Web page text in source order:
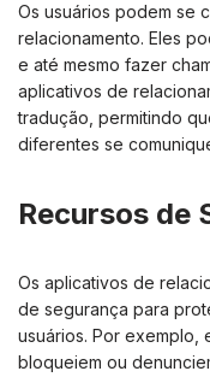
Os usuários podem se
relacionamento. Eles
e até mesmo fazer
aplicativos de
tradução, permitindo
diferentes se
Recursos de
Os aplicativos de
de segurança para
usuários. Por exemplo,
bloqueiem ou